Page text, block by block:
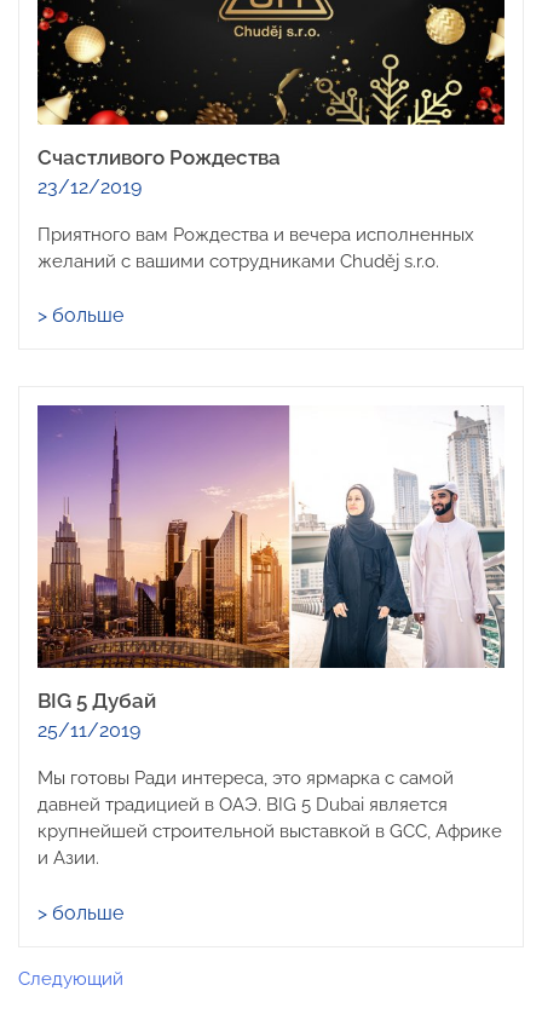
Счастливого Рождества
23/12/2019
Приятного вам Рождества и вечера исполненных
желаний с вашими сотрудниками Chuděj s.r.o.
> больше
BIG 5 Дубай
25/11/2019
Мы готовы Ради интереса, это ярмарка с самой
давней традицией в ОАЭ. BIG 5 Dubai является
крупнейшей строительной выставкой в GCC, Африке
и Азии.
> больше
Навигация
Следующий